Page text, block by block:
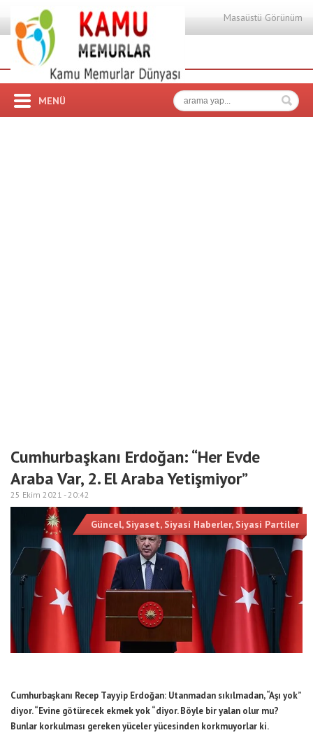
Masaüstü Görünüm
MENÜ
Cumhurbaşkanı Erdoğan: “Her Evde
Araba Var, 2. El Araba Yetişmiyor”
25 Ekim 2021 -20:42
Güncel, Siyaset, Siyasi Haberler, Siyasi Partiler
Cumhurbaşkanı Recep Tayyip Erdoğan: Utanmadan sıkılmadan, “Aşı yok”
diyor. “Evine götürecek ekmek yok “diyor. Böyle bir yalan olur mu?
Bunlar korkulması gereken yüceler yücesinden korkmuyorlar ki.